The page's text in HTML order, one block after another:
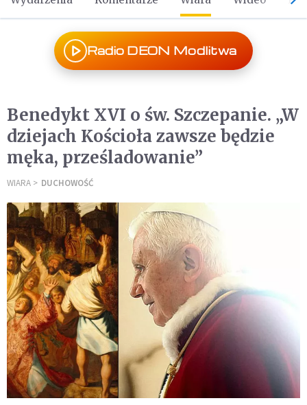
Radio DEON Modlitwa
Benedykt XVI o św. Szczepanie. „W
dziejach Kościoła zawsze będzie
męka, prześladowanie”
WIARA DUCHOWOŚĆ